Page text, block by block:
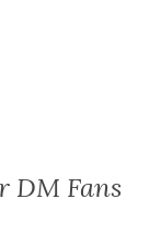
DM Fans